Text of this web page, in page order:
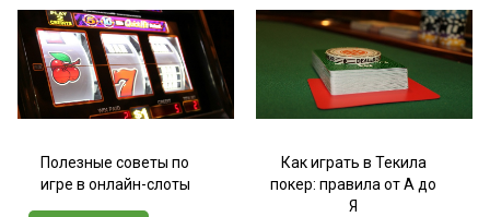
Полезные советы по
игре в онлайн-слоты
Как играть в Текила
покер: правила от А до
Я